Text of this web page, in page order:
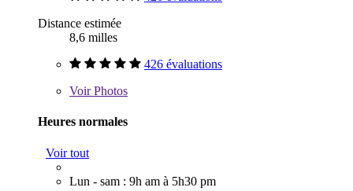
Distance estimée
8,6 milles
426 évaluations
VoirPhotos
Heures normales
Voir tout
Lun - sam : 9h am à 5h30 pm